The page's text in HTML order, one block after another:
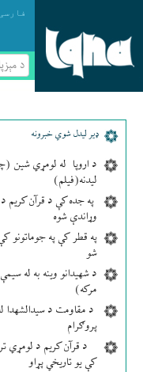
فارسی
د
ډير لیدل شوي خبرونه
د اروپا له لومړي شین
لیدنه(فیلم)
په جده کې د قرآن کریم
وړاندې شوه
په قطر کې په جوماتونو
شو
د شهیدانو وینه به له
مرکه)
د مقاومت د سیدالشهدا
پروګرام
د قرآن کریم د لومړي
کې یو تاریخي پړاو